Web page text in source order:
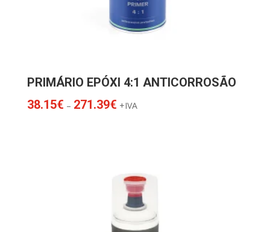
PRIMÁRIO EPÓXI 4:1 ANTICORROSÃO
38.15€ – 271.39€Price
+IVA